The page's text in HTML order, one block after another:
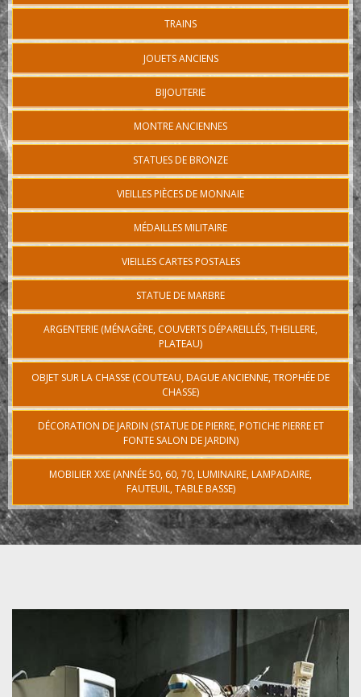
TRAINS
JOUETS ANCIENS
BIJOUTERIE
MONTRE ANCIENNES
STATUES DE BRONZE
VIEILLES PIÈCES DE MONNAIE
MÉDAILLES MILITAIRE
VIEILLES CARTES POSTALES
STATUE DE MARBRE
ARGENTERIE (MÉNAGÈRE, COUVERTS DÉPAREILLÉS, THEILLERE,
PLATEAU)
OBJET SUR LA CHASSE (COUTEAU, DAGUE ANCIENNE, TROPHÉE DE
CHASSE)
DÉCORATION DE JARDIN (STATUE DE PIERRE, POTICHE PIERRE ET
FONTE SALON DE JARDIN)
MOBILIER XXE (ANNÉE 50, 60, 70, LUMINAIRE, LAMPADAIRE,
FAUTEUIL, TABLE BASSE)